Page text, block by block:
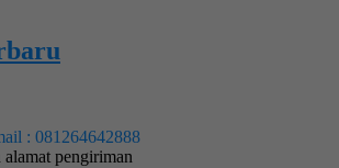
: 081264642888
pengiriman